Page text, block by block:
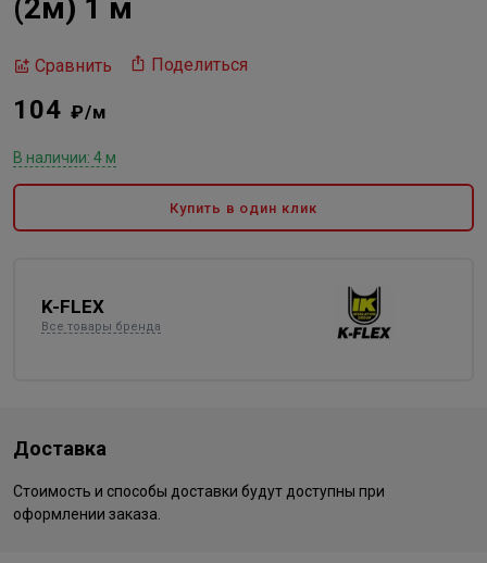
(2м) 1 м
Сравнить Поделиться
104 ₽/м
В наличии: 4 м
Купить в один клик
K-FLEX
Все товары бренда
Доставка
Стоимость и способы доставки будут доступны при
оформлении заказа.